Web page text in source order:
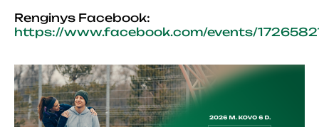
Renginys Facebook:
https://www.facebook.com/events/